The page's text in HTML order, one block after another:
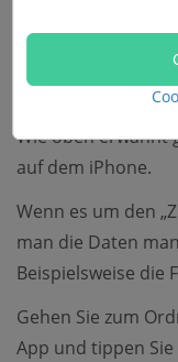
Wie leere
dem
Wie oben erwähnt
auf dem iPhone.
Wenn es um den
man die Daten
Beispielsweise die
Gehen Sie zum
App und tippen